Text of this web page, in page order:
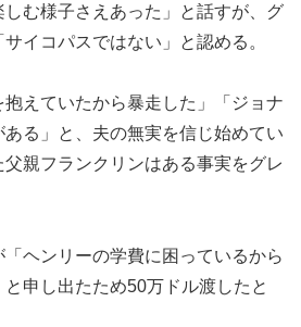
む様子さえあった」と話すが、グ
イコパスではない」と認める。
抱えていたから暴走した」「ジョナ
る」と、夫の無実を信じ始めてい
親フランクリンはある事実をグレ
ヘンリーの学費に困っているから
申し出たため50万ドル渡したと